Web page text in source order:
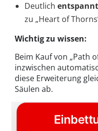
Deutlich
zu „Heart of
Wichtig zu wissen:
Beim Kauf von „Path
inzwischen
diese Erweiterung
Säulen ab.